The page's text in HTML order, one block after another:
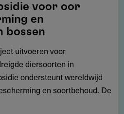
voor oor
en
bossen
uitvoeren voor
diersoorten in
ondersteunt wereldwijd
en soortbehoud. De